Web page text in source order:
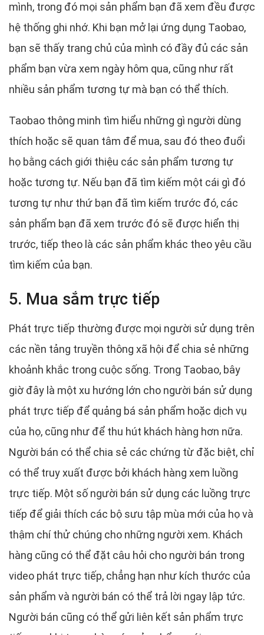
mình, trong đó mọi sản phẩm bạn đã xem đều được
hệ thống ghi nhớ. Khi bạn mở lại ứng dụng Taobao,
bạn sẽ thấy trang chủ của mình có đầy đủ các sản
phẩm bạn vừa xem ngày hôm qua, cũng như rất
nhiều sản phẩm tương tự mà bạn có thể thích.
Taobao thông minh tìm hiểu những gì người dùng
thích hoặc sẽ quan tâm để mua, sau đó theo đuổi
họ bằng cách giới thiệu các sản phẩm tương tự
hoặc tương tự. Nếu bạn đã tìm kiếm một cái gì đó
tương tự như thứ bạn đã tìm kiếm trước đó, các
sản phẩm bạn đã xem trước đó sẽ được hiển thị
trước, tiếp theo là các sản phẩm khác theo yêu cầu
tìm kiếm của bạn.
5. Mua sắm trực tiếp
Phát trực tiếp thường được mọi người sử dụng trên
các nền tảng truyền thông xã hội để chia sẻ những
khoảnh khắc trong cuộc sống. Trong Taobao, bây
giờ đây là một xu hướng lớn cho người bán sử dụng
phát trực tiếp để quảng bá sản phẩm hoặc dịch vụ
của họ, cũng như để thu hút khách hàng hơn nữa.
Người bán có thể chia sẻ các chứng từ đặc biệt, chỉ
có thể truy xuất được bởi khách hàng xem luồng
trực tiếp. Một số người bán sử dụng các luồng trực
tiếp để giải thích các bộ sưu tập mùa mới của họ và
thậm chí thử chúng cho những người xem. Khách
hàng cũng có thể đặt câu hỏi cho người bán trong
video phát trực tiếp, chẳng hạn như kích thước của
sản phẩm và người bán có thể trả lời ngay lập tức.
Người bán cũng có thể gửi liên kết sản phẩm trực